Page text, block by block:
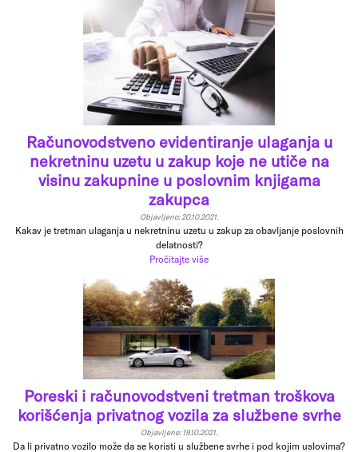
Računovodstveno evidentiranje ulaganja u
nekretninu uzetu u zakup koje ne utiče na
visinu zakupnine u poslovnim knjigama
zakupca
Objavljeno: 20.10.2021.
Kakav je tretman ulaganja u nekretninu uzetu u zakup za obavljanje poslovnih
delatnosti?
Pročitajte više
Poreski i računovodstveni tretman troškova
korišćenja privatnog vozila za službene svrhe
Objavljeno: 19.10.2021.
Da li privatno vozilo može da se koristi u službene svrhe i pod kojim uslovima?